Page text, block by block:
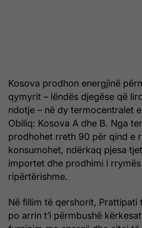
Kosova prodhon energjinë
qymyrit – lëndës djegëse që
ndotje – në dy termocentralet
Obiliq: Kosova A dhe B. Nga
prodhohet rreth 90 për qind e
konsumohet, ndërkaq pjesa
importet dhe prodhimi i
ripërtërishme.
Në fillim të qershorit, Prattipati
po arrin t’i përmbushë